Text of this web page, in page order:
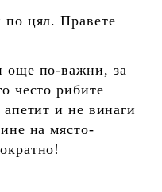
по цял. Правете
още по-важни, за
често рибите
и не винаги
на място-